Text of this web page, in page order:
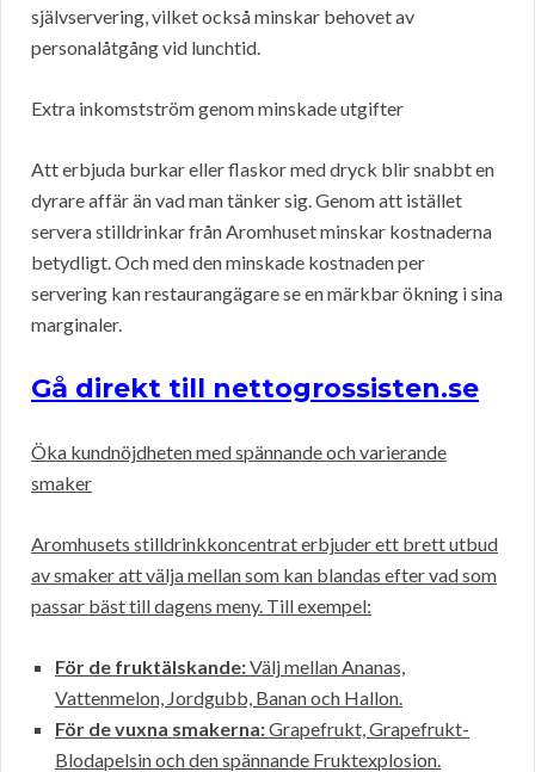
självservering, vilket också minskar behovet av
personalåtgång vid lunchtid.
Extra inkomstström genom minskade utgifter
Att erbjuda burkar eller flaskor med dryck blir snabbt en
dyrare affär än vad man tänker sig. Genom att istället
servera stilldrinkar från Aromhuset minskar kostnaderna
betydligt. Och med den minskade kostnaden per
servering kan restaurangägare se en märkbar ökning i sina
marginaler.
Gå direkt till nettogrossisten.se
Öka kundnöjdheten med spännande och varierande
smaker
Aromhusets stilldrinkkoncentrat erbjuder ett brett utbud
av smaker att välja mellan som kan blandas efter vad som
passar bäst till dagens meny. Till exempel:
För de fruktälskande:Välj mellan Ananas,
Vattenmelon, Jordgubb, Banan och Hallon.
För de vuxna smakerna:Grapefrukt, Grapefrukt-
Blodapelsin och den spännande Fruktexplosion.